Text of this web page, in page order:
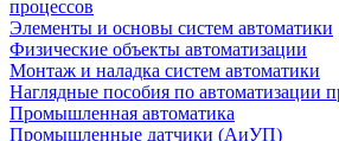
процессов
Элементы и основы систем автоматики
Физические объекты автоматизации
Монтаж и наладка систем автоматики
Наглядные пособия по автоматизации
Промышленная автоматика
Промышленные датчики (АиУП)